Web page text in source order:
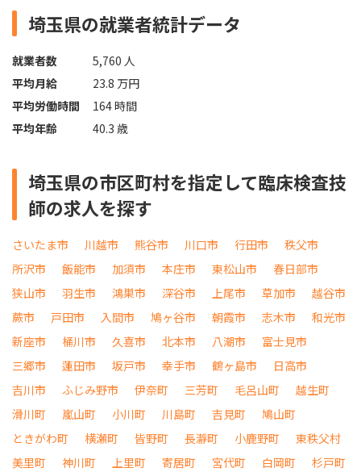
埼玉県の就業者統計データ
就業者数
5,760 人
平均月給
23.8 万円
平均労働時間
164 時間
平均年齢
40.3 歳
埼玉県の市区町村を指定して臨床検査技
師の求人を探す
さいたま市 川越市 熊谷市 川口市 行田市
秩父市
所沢市
飯能市 加須市 本庄市 東松山市
春日部市
狭山市
羽生市 鴻巣市 深谷市 上尾市 草加市
越谷市
蕨市
戸田市 入間市 鳩ヶ谷市 朝霞市 志木市
和光市
新座市
桶川市 久喜市 北本市 八潮市
富士見市
三郷市
蓮田市 坂戸市 幸手市 鶴ヶ島市
日高市
吉川市
ふじみ野市 伊奈町 三芳町 毛呂山町
越生町
滑川町
嵐山町 小川町 川島町 吉見町
鳩山町
ときがわ町
横瀬町 皆野町 長瀞町 小鹿野町
東秩父村
美里町
神川町 上里町 寄居町 宮代町 白岡町
杉戸町